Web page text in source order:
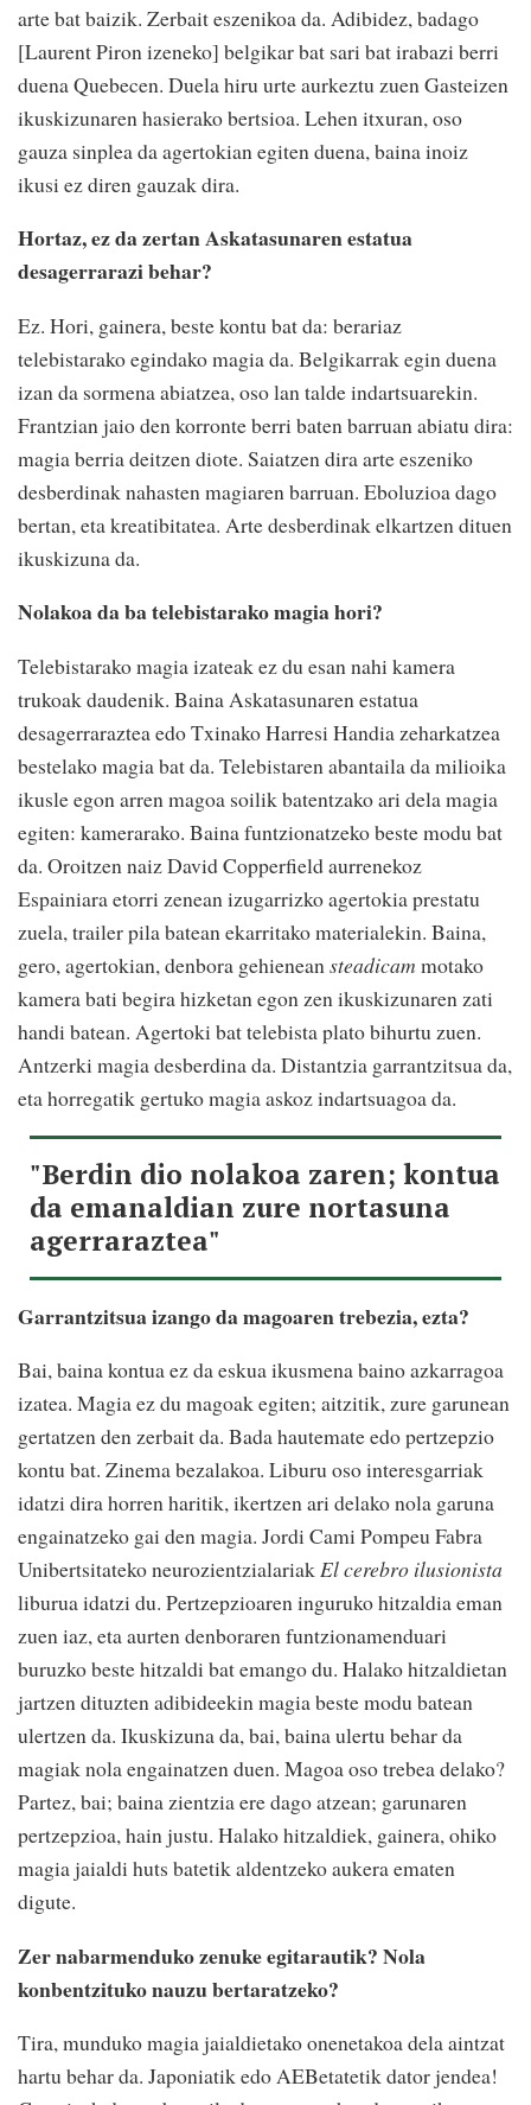
arte bat baizik. Zerbait eszenikoa da. Adibidez, badago
[Laurent Piron izeneko] belgikar bat sari bat irabazi berri
duena Quebecen. Duela hiru urte aurkeztu zuen Gasteizen
ikuskizunaren hasierako bertsioa. Lehen itxuran, oso
gauza sinplea da agertokian egiten duena, baina inoiz
ikusi ez diren gauzak dira.
Hortaz, ez da zertan Askatasunaren estatua
desagerrarazi behar?
Ez. Hori, gainera, beste kontu bat da: berariaz
telebistarako egindako magia da. Belgikarrak egin duena
izan da sormena abiatzea, oso lan talde indartsuarekin.
Frantzian jaio den korronte berri baten barruan abiatu dira:
magia berria deitzen diote. Saiatzen dira arte eszeniko
desberdinak nahasten magiaren barruan. Eboluzioa dago
bertan, eta kreatibitatea. Arte desberdinak elkartzen dituen
ikuskizuna da.
Nolakoa da ba telebistarako magia hori?
Telebistarako magia izateak ez du esan nahi kamera
trukoak daudenik. Baina Askatasunaren estatua
desagerraraztea edo Txinako Harresi Handia zeharkatzea
bestelako magia bat da. Telebistaren abantaila da milioika
ikusle egon arren magoa soilik batentzako ari dela magia
egiten: kamerarako. Baina funtzionatzeko beste modu bat
da. Oroitzen naiz David Copperfield aurrenekoz
Espainiara etorri zenean izugarrizko agertokia prestatu
zuela, trailer pila batean ekarritako materialekin. Baina,
gero, agertokian, denbora gehieneansteadicam motako
kamera bati begira hizketan egon zen ikuskizunaren zati
handi batean. Agertoki bat telebista plato bihurtu zuen.
Antzerki magia desberdina da. Distantzia garrantzitsua da,
eta horregatik gertuko magia askoz indartsuagoa da.
"Berdin dio nolakoa zaren; kontua
da emanaldian zure nortasuna
agerraraztea"
Garrantzitsua izango da magoaren trebezia, ezta?
Bai, baina kontua ez da eskua ikusmena baino azkarragoa
izatea. Magia ez du magoak egiten; aitzitik, zure garunean
gertatzen den zerbait da. Bada hautemate edo pertzepzio
kontu bat. Zinema bezalakoa. Liburu oso interesgarriak
idatzi dira horren haritik, ikertzen ari delako nola garuna
engainatzeko gai den magia. Jordi Cami Pompeu Fabra
Unibertsitateko neurozientzialariakEl cerebro ilusionista
liburua idatzi du. Pertzepzioaren inguruko hitzaldia eman
zuen iaz, eta aurten denboraren funtzionamenduari
buruzko beste hitzaldi bat emango du. Halako hitzaldietan
jartzen dituzten adibideekin magia beste modu batean
ulertzen da. Ikuskizuna da, bai, baina ulertu behar da
magiak nola engainatzen duen. Magoa oso trebea delako?
Partez, bai; baina zientzia ere dago atzean; garunaren
pertzepzioa, hain justu. Halako hitzaldiek, gainera, ohiko
magia jaialdi huts batetik aldentzeko aukera ematen
digute.
Zer nabarmenduko zenuke egitarautik? Nola
konbentzituko nauzu bertaratzeko?
Tira, munduko magia jaialdietako onenetakoa dela aintzat
hartu behar da. Japoniatik edo AEBetatetik dator jendea!